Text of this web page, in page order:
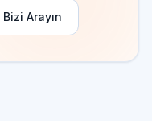
Bizi Arayın